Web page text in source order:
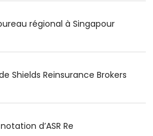
régional à Singapour
Shields Reinsurance Brokers
d’ASR Re